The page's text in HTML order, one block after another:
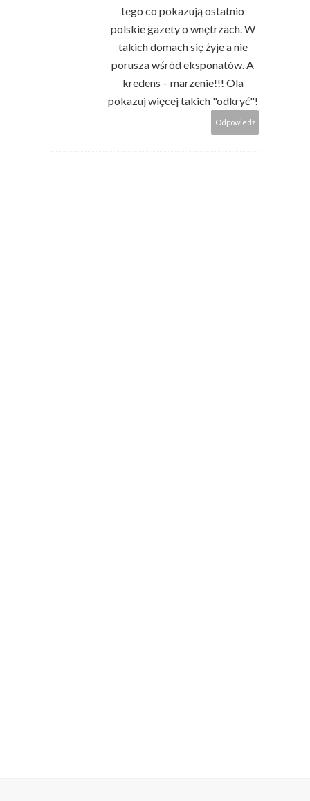
tego co pokazują ostatnio
polskie gazety o wnętrzach. W
takich domach się żyje a nie
porusza wśród eksponatów. A
kredens – marzenie!!! Ola
pokazuj więcej takich "odkryć"!
Odpowiedz